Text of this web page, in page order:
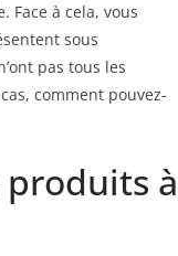
Face à cela, vous
sous
pas tous les
comment pouvez-
à